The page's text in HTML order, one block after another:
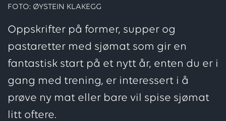
FOTO: ØYSTEIN KLAKEGG
Oppskrifter på former, supper og
pastaretter med sjømat som gir en
fantastisk start på et nytt år, enten du er i
gang med trening, er interessert i å
prøve ny mat eller bare vil spise sjømat
litt oftere.